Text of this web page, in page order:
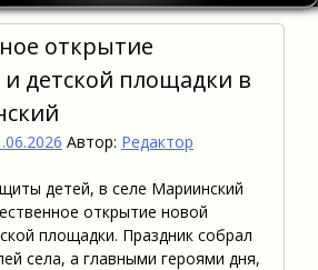
открытие
детской площадки в
Автор: Редактор
детей, в селе Мариинский
открытие новой
площадки. Праздник собрал
села, а главными героями дня,